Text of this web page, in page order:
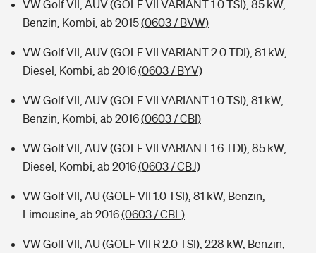
VW Golf VII, AUV (GOLF VII VARIANT 1.0 TSI), 85 kW,
Benzin, Kombi, ab 2015(0603 / BVW)
VW Golf VII, AUV (GOLF VII VARIANT 2.0 TDI), 81 kW,
Diesel, Kombi, ab 2016(0603 / BYV)
VW Golf VII, AUV (GOLF VII VARIANT 1.0 TSI), 81 kW,
Benzin, Kombi, ab 2016(0603 / CBI)
VW Golf VII, AUV (GOLF VII VARIANT 1.6 TDI), 85 kW,
Diesel, Kombi, ab 2016(0603 / CBJ)
VW Golf VII, AU (GOLF VII 1.0 TSI), 81 kW, Benzin,
Limousine, ab 2016(0603 / CBL)
VW Golf VII, AU (GOLF VII R 2.0 TSI), 228 kW, Benzin,